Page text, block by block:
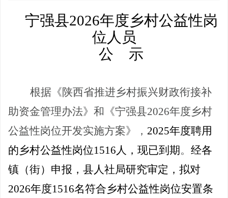
宁强县2026年度乡村公益性岗
位人员
公 示
根据《陕西省推进乡村振兴财政衔接补
助资金管理办法》和《宁强县2026年度乡村
公益性岗位开发实施方案》， 2025年度聘用
的乡村公益性岗位1516人，现已到期。 经各
镇（街） 申报，县人社局研究审定，拟对
2026年度1516名符合乡村公益性岗位安置条